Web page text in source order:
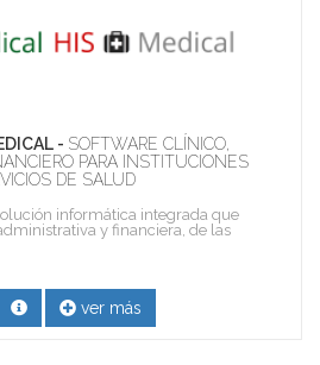
- SOFTWARE CLÍNICO,
PARA INSTITUCIONES
DE SALUD
informática integrada que
y financiera, de las
ver más